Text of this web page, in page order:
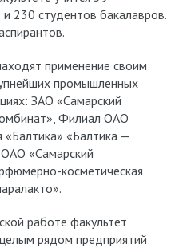
230 студентов бакалавров.
применение своим
промышленных
ЗАО «Самарский
Филиал ОАО
«Балтика —
«Самарский
косметическая
работе факультет
рядом предприятий